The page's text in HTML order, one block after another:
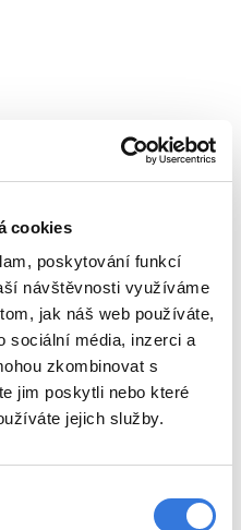
cookies
poskytování funkcí
návštěvnosti využíváme
jak náš web používáte,
sociální média, inzerci a
zkombinovat s
jim poskytli nebo které
jejich služby.